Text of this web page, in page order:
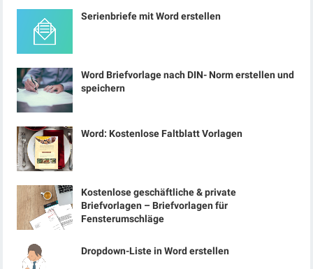
Serienbriefe mit Word erstellen
Word Briefvorlage nach DIN- Norm erstellen und
speichern
Word: Kostenlose Faltblatt Vorlagen
Kostenlose geschäftliche & private
Briefvorlagen – Briefvorlagen für
Fensterumschläge
Dropdown-Liste in Word erstellen